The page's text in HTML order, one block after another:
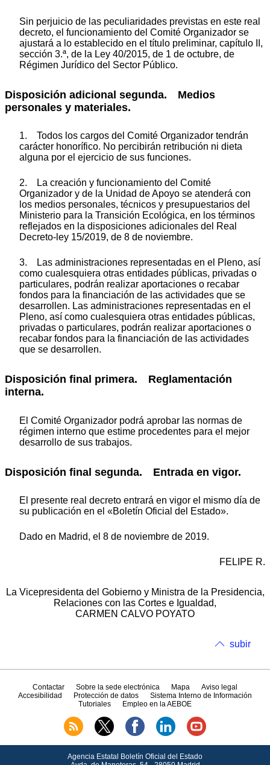
Sin perjuicio de las peculiaridades previstas en este real
decreto, el funcionamiento del Comité Organizador se
ajustará a lo establecido en el título preliminar, capítulo II,
sección 3.ª, de la Ley 40/2015, de 1 de octubre, de
Régimen Jurídico del Sector Público.
Disposición adicional segunda. Medios
personales y materiales.
1. Todos los cargos del Comité Organizador tendrán
carácter honorífico. No percibirán retribución ni dieta
alguna por el ejercicio de sus funciones.
2. La creación y funcionamiento del Comité
Organizador y de la Unidad de Apoyo se atenderá con
los medios personales, técnicos y presupuestarios del
Ministerio para la Transición Ecológica, en los términos
reflejados en la disposiciones adicionales del Real
Decreto-ley 15/2019, de 8 de noviembre.
3. Las administraciones representadas en el Pleno, así
como cualesquiera otras entidades públicas, privadas o
particulares, podrán realizar aportaciones o recabar
fondos para la financiación de las actividades que se
desarrollen. Las administraciones representadas en el
Pleno, así como cualesquiera otras entidades públicas,
privadas o particulares, podrán realizar aportaciones o
recabar fondos para la financiación de las actividades
que se desarrollen.
Disposición final primera. Reglamentación
interna.
El Comité Organizador podrá aprobar las normas de
régimen interno que estime procedentes para el mejor
desarrollo de sus trabajos.
Disposición final segunda. Entrada en vigor.
El presente real decreto entrará en vigor el mismo día de
su publicación en el «Boletín Oficial del Estado».
Dado en Madrid, el 8 de noviembre de 2019.
FELIPE R.
La Vicepresidenta del Gobierno y Ministra de la Presidencia,
Relaciones con las Cortes e Igualdad,
CARMEN CALVO POYATO
subir
Contactar Sobre la sede electrónica Mapa
Aviso legal
Accesibilidad
Protección de datos
Sistema Interno de Información
Tutoriales
Empleo en la AEBOE
Agencia Estatal Boletín Oficial del Estado